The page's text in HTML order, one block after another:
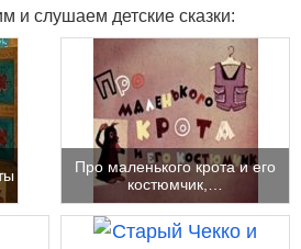
и слушаем детские сказки:
Про маленького крота и его
костюмчик,…